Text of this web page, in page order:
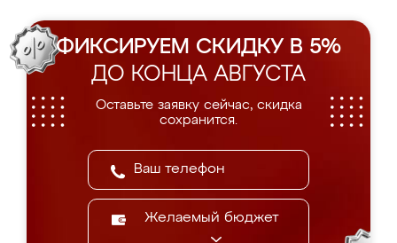
ФИКСИРУЕМ СКИДКУ В 5%
ДО КОНЦА АВГУСТА
Оставьте заявку сейчас, скидка
сохранится.
Желаемый бюджет